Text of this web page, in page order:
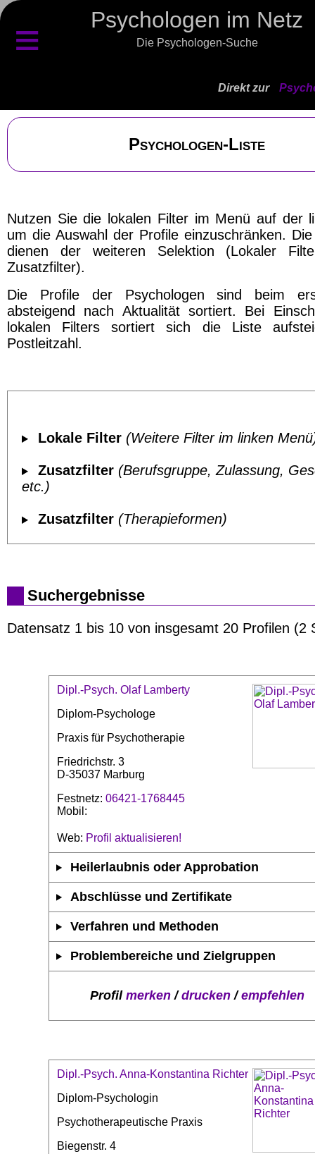
Psychologen im Netz
Die Psychologen-Suche
≡
Direkt zur
Psychologen-Liste
Nutzen Sie die lokalen Filter im Menü auf der
um die Auswahl der Profile einzuschränken.
dienen der weiteren Selektion (Lokaler
Zusatzfilter).
Die Profile der Psychologen sind beim
absteigend nach Aktualität sortiert. Bei
lokalen Filters sortiert sich die Liste
Postleitzahl.
Lokale Filter (Weitere Filter im linken
Zusatzfilter (Berufsgruppe, Zulassung,
etc.)
Zusatzfilter (Therapieformen)
Suchergebnisse
Datensatz 1 bis 10 von insgesamt 20 Profilen (2
Dipl.-Psych. Olaf Lamberty
Diplom-Psychologe
Praxis für Psychotherapie
Friedrichstr. 3
D-35037 Marburg
Festnetz: 06421-1768445
Mobil:
Web: Profil aktualisieren!
Heilerlaubnis oder Approbation
Abschlüsse und Zertifikate
Verfahren und Methoden
Problembereiche und Zielgruppen
Profil merken/drucken/empfehlen
Dipl.-Psych. Anna-Konstantina Richter
Diplom-Psychologin
Psychotherapeutische Praxis
Biegenstr. 4